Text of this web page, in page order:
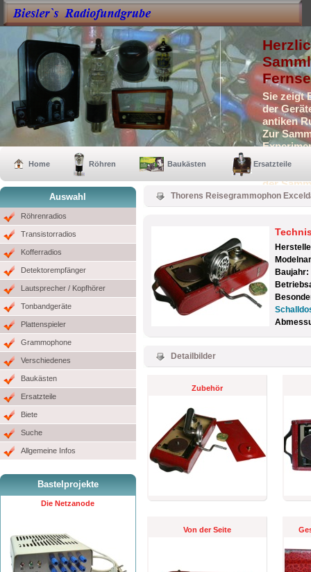
Sie zeigt
der
antiken
Zur
der
Home Röhren Baukästen Ersatzteile
Auswahl
Röhrenradios
Transistorradios
Kofferradios
Detektorempfänger
Lautsprecher / Kopfhörer
Tonbandgeräte
Plattenspieler
Grammophone
Verschiedenes
Baukästen
Ersatzteile
Biete
Suche
Allgemeine Infos
Bastelprojekte
Die Netzanode
Thorens Reisegrammophon
Baujahr:
Detailbilder
Zubehör
Von der Seite